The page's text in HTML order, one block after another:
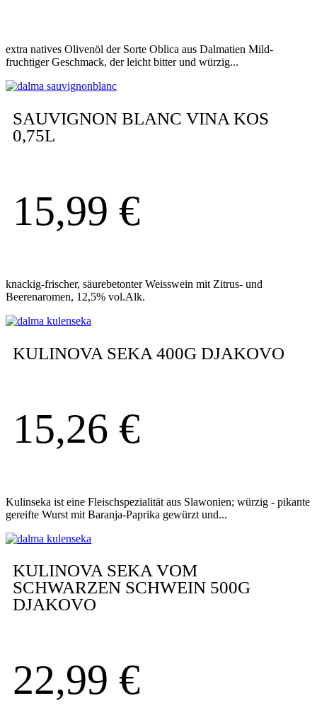
extra natives Olivenöl der Sorte Oblica aus Dalmatien Mild-
fruchtiger Geschmack, der leicht bitter und würzig...
SAUVIGNON BLANC VINA KOS
0,75L
15,99 €
knackig-frischer, säurebetonter Weisswein mit Zitrus- und
Beerenaromen, 12,5% vol.Alk.
KULINOVA SEKA 400G DJAKOVO
15,26 €
Kulinseka ist eine Fleischspezialität aus Slawonien; würzig - pikante
gereifte Wurst mit Baranja-Paprika gewürzt und...
KULINOVA SEKA VOM
SCHWARZEN SCHWEIN 500G
DJAKOVO
22,99 €